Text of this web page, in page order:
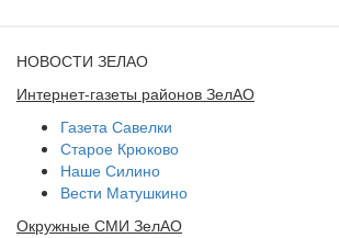
НОВОСТИ ЗЕЛАО
Интернет-газеты районов ЗелАО
Газета Савелки
Старое Крюково
Наше Силино
Вести Матушкино
Окружные СМИ ЗелАО